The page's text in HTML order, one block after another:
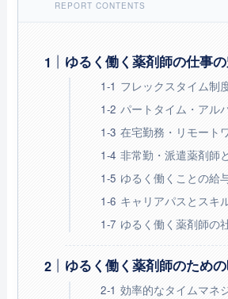
ゆるく働く薬剤師の仕事
フレックスタイム制
パートタイム・アル
在宅勤務・リモート
非常勤・派遣薬剤師
ゆるく働くことの給
キャリアパスとスキ
ゆるく働く薬剤師の
ゆるく働く薬剤師のため
効率的なタイムマネ